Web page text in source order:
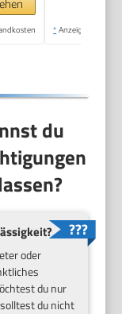
* Anzeige
du
oder
du nur
du nicht